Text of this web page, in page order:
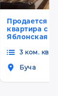
Продается
квартира с
Яблонская
3 ком.
Буча